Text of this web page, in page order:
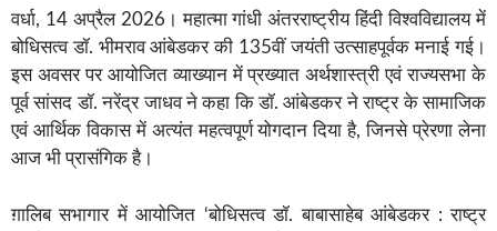
वर्धा, 14 अप्रैल 2026। महात्मा गांधी अंतरराष्ट्रीय हिंदी विश्वविद्यालय में
बोधिसत्व डॉ. भीमराव आंबेडकर की 135वीं जयंती उत्साहपूर्वक मनाई गई।
इस अवसर पर आयोजित व्याख्यान में प्रख्यात अर्थशास्त्री एवं राज्यसभा के
पूर्व सांसद डॉ. नरेंद्र जाधव ने कहा कि डॉ. आंबेडकर ने राष्ट्र के सामाजिक
एवं आर्थिक विकास में अत्यंत महत्वपूर्ण योगदान दिया है, जिनसे प्रेरणा लेना
आज भी प्रासंगिक है।
ग़ालिब सभागार में आयोजित ‘बोधिसत्व डॉ. बाबासाहेब आंबेडकर : राष्ट्र